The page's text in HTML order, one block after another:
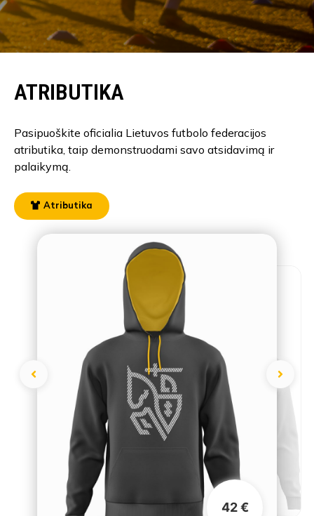
42 €
ATRIBUTIKA
Pasipuoškite oficialia Lietuvos futbolo federacijos
atributika, taip demonstruodami savo atsidavimą ir
palaikymą.
Atributika